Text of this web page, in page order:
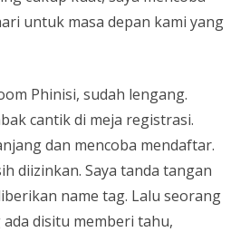
untuk masa depan kami yang
Phinisi, sudah lengang.
cantik di meja registrasi.
dan mencoba mendaftar.
diizinkan. Saya tanda tangan
name tag. Lalu seorang
disitu memberi tahu,